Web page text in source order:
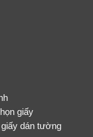
giấy
giấy dán tường